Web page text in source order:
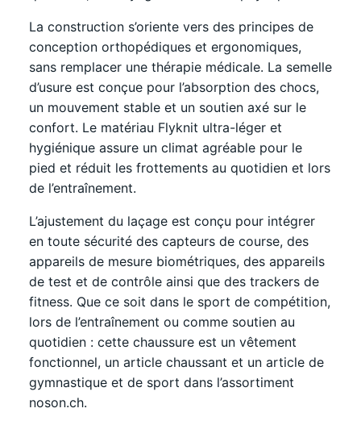
La construction s’oriente vers des principes de
conception orthopédiques et ergonomiques,
sans remplacer une thérapie médicale. La semelle
d’usure est conçue pour l’absorption des chocs,
un mouvement stable et un soutien axé sur le
confort. Le matériau Flyknit ultra-léger et
hygiénique assure un climat agréable pour le
pied et réduit les frottements au quotidien et lors
de l’entraînement.
L’ajustement du laçage est conçu pour intégrer
en toute sécurité des capteurs de course, des
appareils de mesure biométriques, des appareils
de test et de contrôle ainsi que des trackers de
fitness. Que ce soit dans le sport de compétition,
lors de l’entraînement ou comme soutien au
quotidien : cette chaussure est un vêtement
fonctionnel, un article chaussant et un article de
gymnastique et de sport dans l’assortiment
noson.ch.